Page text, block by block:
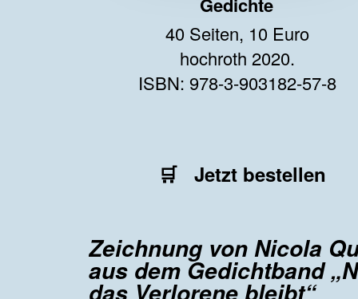
40 Seiten, 10 Euro
hochroth 2020.
ISBN: 978-3-903182-57-8
🛒 Jetzt bestellen
Zeichnung von Nicola
aus dem Gedichtband
das Verlorene bleibt“